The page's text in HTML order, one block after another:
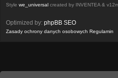
Style we_universal created by INVENTEA &
Optimized by: phpBB SEO
Zasady ochrony danych osobowych Regulamin